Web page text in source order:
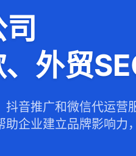
外贸
抖音推广和微信代运营
企业建立品牌影响力